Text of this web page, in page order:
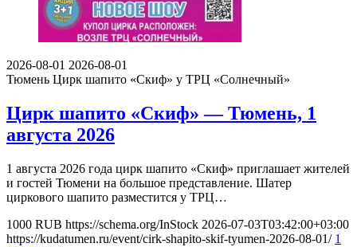
2026-08-01 2026-08-01
Тюмень Цирк шапито «Скиф» у ТРЦ «Солнечный»
Цирк шапито «Скиф» — Тюмень, 1
августа 2026
1 августа 2026 года цирк шапито «Скиф» приглашает жителей
и гостей Тюмени на большое представление. Шатер
циркового шапито разместится у ТРЦ…
1000 RUB https://schema.org/InStock 2026-07-03T03:42:00+03:00
https://kudatumen.ru/event/cirk-shapito-skif-tyumen-2026-08-01/ 1